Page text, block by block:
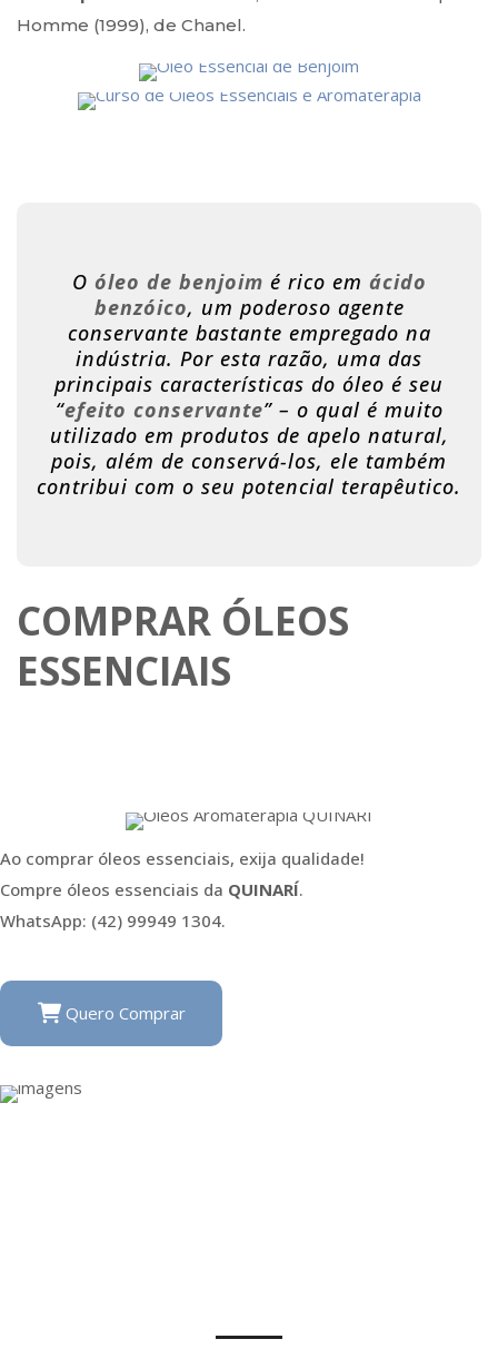
Homme (1999), de Chanel.
O óleo de benjoim é rico em ácido
benzóico, um poderoso agente
conservante bastante empregado na
indústria. Por esta razão, uma das
principais características do óleo é seu
“efeito conservante” – o qual é muito
utilizado em produtos de apelo natural,
pois, além de conservá-los, ele também
contribui com o seu potencial terapêutico.
COMPRAR ÓLEOS
ESSENCIAIS
Ao comprar óleos essenciais, exija qualidade!
Compre óleos essenciais da QUINARÍ.
WhatsApp: (42) 99949 1304.
Quero Comprar